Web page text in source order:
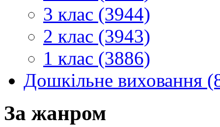
3 клас (3944)
2 клас (3943)
1 клас (3886)
Дошкільне виховання
За жанром